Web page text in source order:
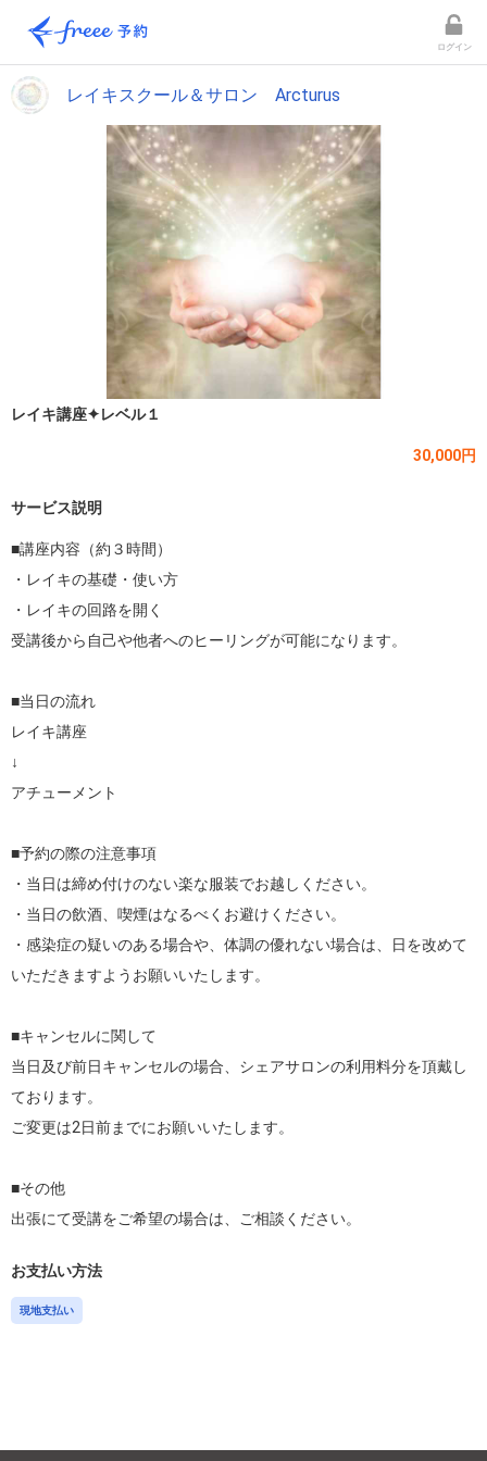
ログイン
レイキスクール＆サロン Arcturus
レイキ講座✦レベル１
30,000円
サービス説明
■講座内容（約３時間）
・レイキの基礎・使い方
・レイキの回路を開く
受講後から自己や他者へのヒーリングが可能になります。
■当日の流れ
レイキ講座
↓
アチューメント
■予約の際の注意事項
・当日は締め付けのない楽な服装でお越しください。
・当日の飲酒、喫煙はなるべくお避けください。
・感染症の疑いのある場合や、体調の優れない場合は、日を改めて
いただきますようお願いいたします。
■キャンセルに関して
当日及び前日キャンセルの場合、シェアサロンの利用料分を頂戴し
ております。
ご変更は2日前までにお願いいたします。
■その他
出張にて受講をご希望の場合は、ご相談ください。
お支払い方法
現地支払い